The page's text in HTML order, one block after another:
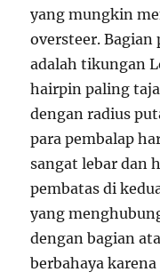
yang mungkin
oversteer.
adalah tikungan
hairpin paling
dengan radius
para pembalap
sangat lebar dan
pembatas di
yang
dengan bagian
berbahaya